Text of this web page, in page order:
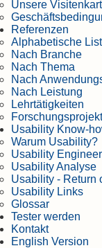
Unsere
Referenzen
Alphabetische
Nach Branche
Nach Thema
Nach
Nach Leistung
Lehrtätigkeiten
Usability Know-
Warum Usability?
Usability
Usability Analyse
Usability - Return
Usability Links
Glossar
Tester werden
Kontakt
English Version